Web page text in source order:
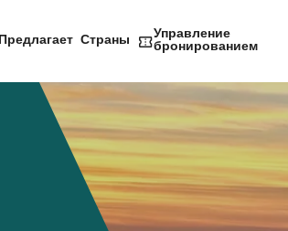
Предлагает Страны
Управление
бронированием